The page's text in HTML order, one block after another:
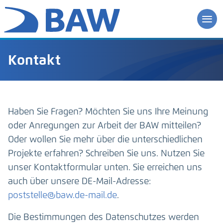
Kontakt
Haben Sie Fragen? Möchten Sie uns Ihre Meinung
oder Anregungen zur Arbeit der BAW mitteilen?
Oder wollen Sie mehr über die unterschiedlichen
Projekte erfahren? Schreiben Sie uns. Nutzen Sie
unser Kontaktformular unten. Sie erreichen uns
auch über unsere DE-Mail-Adresse:
poststelle@baw.de-mail.de.
Die Bestimmungen des Datenschutzes werden